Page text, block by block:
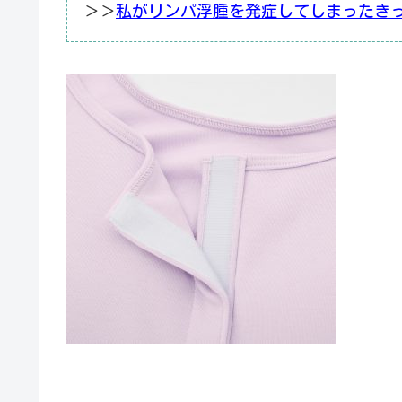
＞＞私がリンパ浮腫を発症してしまったき